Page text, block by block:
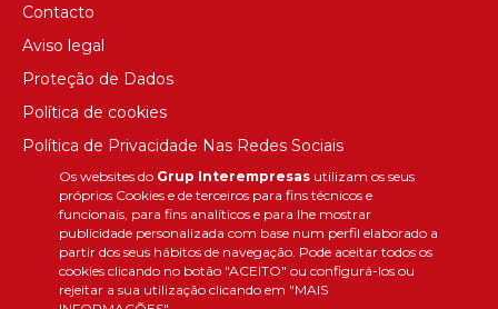
Os websites do Grup Interempresasutilizam os seus
próprios Cookies e de terceiros para fins técnicos e
funcionais, para fins analíticos e para lhe mostrar
publicidade personalizada com base num perfil elaborado a
partir dos seus hábitos de navegação. Pode aceitar todos os
cookies clicando no botão "ACEITO" ou configurá-los ou
rejeitar a sua utilização clicando em "MAIS
Contacto
Aviso legal
Proteção de Dados
Política de cookies
Política de Privacidade Nas Redes Sociais
Canal de denúncias
Colaborações editoriais